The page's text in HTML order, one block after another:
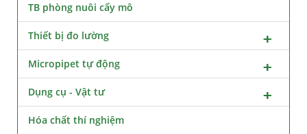
TB phòng nuôi cấy mô
Thiết bị đo lường
Micropipet tự động
Dụng cụ - Vật tư
Hóa chất thí nghiệm